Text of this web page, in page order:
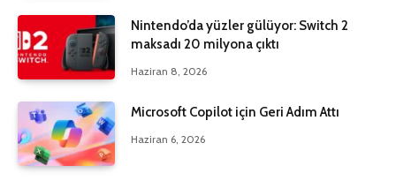
Nintendo’da yüzler gülüyor: Switch 2
maksadı 20 milyona çıktı
Haziran 8, 2026
Microsoft Copilot için Geri Adım Attı
Haziran 6, 2026